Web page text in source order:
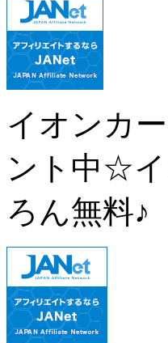
イオンカ
ント中☆
ろん無料♪